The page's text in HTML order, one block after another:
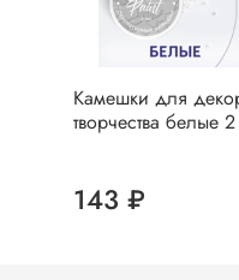
Камешки для
творчества белые
143 ₽